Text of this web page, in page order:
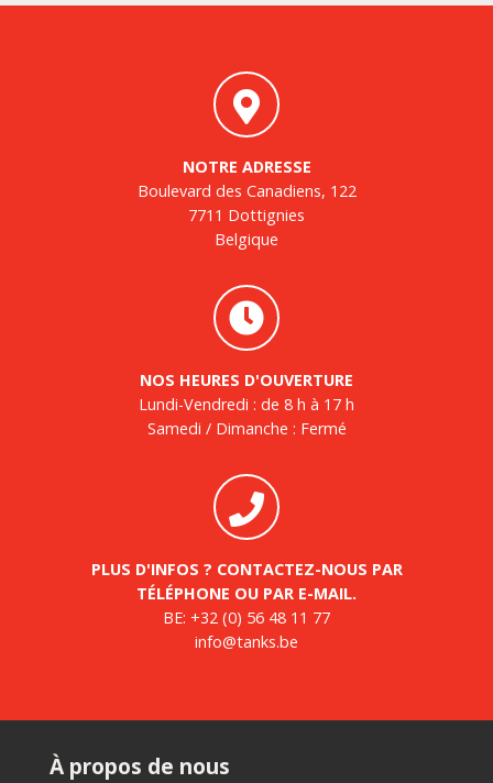
NOTRE ADRESSE
Boulevard des Canadiens, 122
7711 Dottignies
Belgique
NOS HEURES D'OUVERTURE
Lundi-Vendredi : de 8 h à 17 h
Samedi / Dimanche : Fermé
PLUS D'INFOS ? CONTACTEZ-NOUS PAR
TÉLÉPHONE OU PAR E-MAIL.
BE: +32 (0) 56 48 11 77
info@tanks.be
À propos de nous